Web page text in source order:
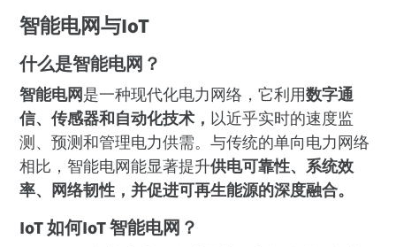
智能电网与IoT
什么是智能电网？
智能电网是一种现代化电力网络，它利用数字通
信、传感器和自动化技术， 以近乎实时的速度监
测、预测和管理电力供需。与传统的单向电力网络
相比，智能电网能显著提升供电可靠性、系统效
率、网络韧性，并促进可再生能源的深度融合。
IoT 如何IoT 智能电网？